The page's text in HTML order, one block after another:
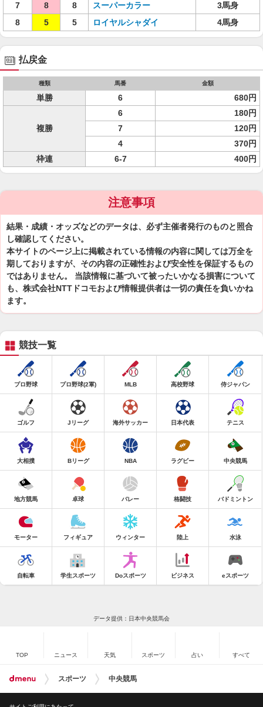
7
8 8 スーパーカラー
3馬身
8
5 5 ロイヤルシャダイ 4馬身
払戻金
種類 馬番 金額
単勝 6 680円
複勝
6
180円
7
120円
4
370円
枠連
6-7 400円
注意事項
結果・成績・オッズなどのデータは、必ず主催者発行のものと照合
し確認してください。
本サイトのページ上に掲載されている情報の内容に関しては万全を
期しておりますが、その内容の正確性および安全性を保証するもの
ではありません。 当該情報に基づいて被ったいかなる損害について
も、株式会社NTTドコモおよび情報提供者は一切の責任を負いかね
ます。
競技一覧
プロ野球 プロ野球(2軍) MLB 高校野球 侍ジャパン
ゴルフ Jリーグ 海外サッカー 日本代表 テニス
大相撲 Bリーグ NBA ラグビー 中央競馬
地方競馬 卓球 バレー 格闘技 バドミントン
モーター フィギュア ウィンター 陸上 水泳
自転車 学生スポーツ Doスポーツ ビジネス eスポーツ
データ提供：日本中央競馬会
TOP ニュース 天気 スポーツ 占い すべて
スポーツ 中央競馬